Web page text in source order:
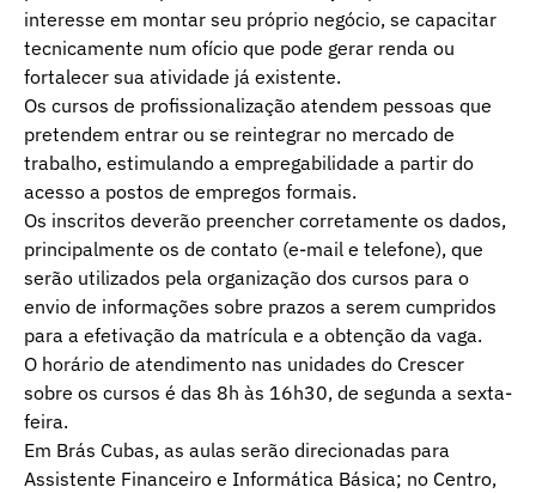
interesse em montar seu próprio negócio, se capacitar
tecnicamente num ofício que pode gerar renda ou
fortalecer sua atividade já existente.
Os cursos de profissionalização atendem pessoas que
pretendem entrar ou se reintegrar no mercado de
trabalho, estimulando a empregabilidade a partir do
acesso a postos de empregos formais.
Os inscritos deverão preencher corretamente os dados,
principalmente os de contato (e-mail e telefone), que
serão utilizados pela organização dos cursos para o
envio de informações sobre prazos a serem cumpridos
para a efetivação da matrícula e a obtenção da vaga.
O horário de atendimento nas unidades do Crescer
sobre os cursos é das 8h às 16h30, de segunda a sexta-
feira.
Em Brás Cubas, as aulas serão direcionadas para
Assistente Financeiro e Informática Básica; no Centro,